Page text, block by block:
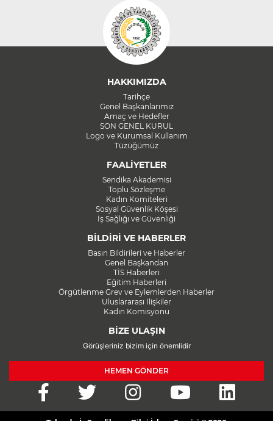
HAKKIMIZDA
Tarihçe
Genel Başkanlarımız
Amaç ve Hedefler
SON GENEL KURUL
Logo ve Kurumsal Kullanım
Tüzüğümüz
FAALİYETLER
Sendika Akademisi
Toplu Sözleşme
Kadın Komiteleri
Sosyal Güvenlik Köşesi
İş Sağlığı ve Güvenliği
BİLDİRİ VE HABERLER
Basın Bildirileri ve Haberler
Genel Başkandan
TİS Haberleri
Eğitim Haberleri
Örgütlenme Grev ve Eylemlerden Haberler
Uluslararası İlişkiler
Kadın Komisyonu
BİZE ULAŞIN
Görüşleriniz bizim için önemlidir
HEMEN GÖNDER